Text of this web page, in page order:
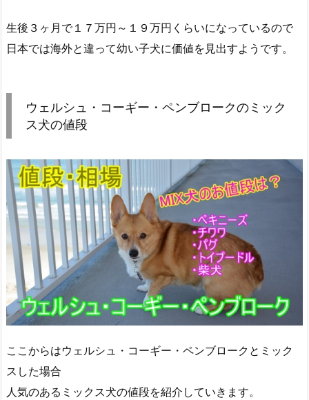
生後３ヶ月で１７万円～１９万円くらいになっているので
日本では海外と違って幼い子犬に価値を見出すようです。
ウェルシュ・コーギー・ペンブロークのミック
ス犬の値段
ここからはウェルシュ・コーギー・ペンブロークとミック
スした場合
人気のあるミックス犬の値段を紹介していきます。